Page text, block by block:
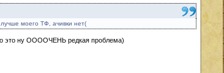
моего ТФ, ачивки нет(
это ну ООООЧЕНЬ редкая проблема)